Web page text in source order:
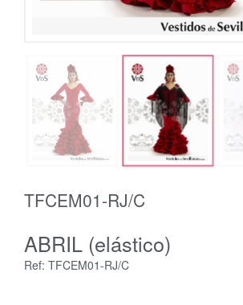
TFCEM01-RJ/C
ABRIL (elástico)
Ref: TFCEM01-RJ/C